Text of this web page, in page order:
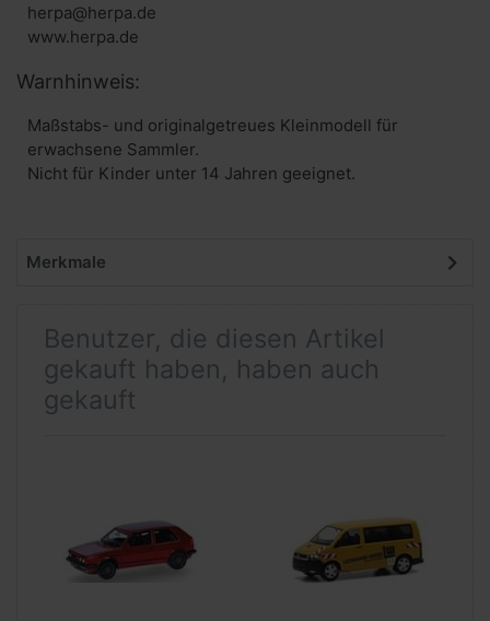
herpa@herpa.de
www.herpa.de
Warnhinweis:
Maßstabs- und originalgetreues Kleinmodell für
erwachsene Sammler.
Nicht für Kinder unter 14 Jahren geeignet.
Merkmale
Benutzer, die diesen Artikel
gekauft haben, haben auch
gekauft